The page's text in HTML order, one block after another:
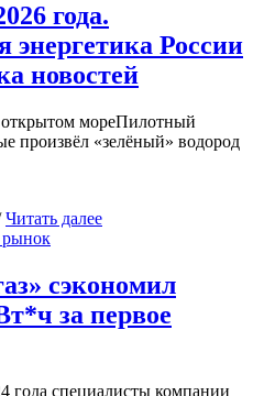
года.
энергетика России
новостей
мореПилотный
произвёл «зелёный» водород
Читать далее
рынок
сэкономил
за первое
года специалисты компании